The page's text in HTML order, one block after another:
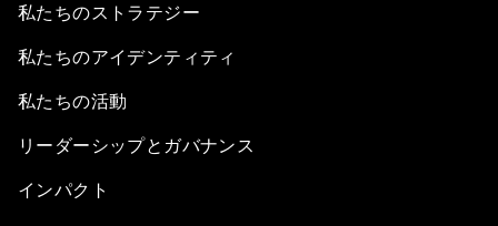
私たちのストラテジー
私たちのアイデンティティ
私たちの活動
リーダーシップとガバナンス
インパクト